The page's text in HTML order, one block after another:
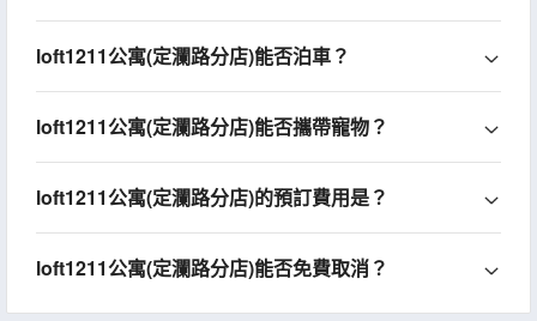
loft1211公寓(定瀾路分店)能否泊車？
loft1211公寓(定瀾路分店)能否攜帶寵物？
loft1211公寓(定瀾路分店)的預訂費用是？
loft1211公寓(定瀾路分店)能否免費取消？